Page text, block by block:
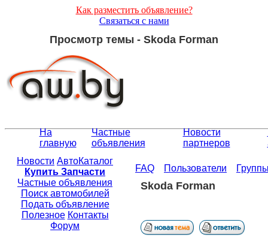
Как разместить объявление?
Связаться с нами
Просмотр темы - Skoda Forman
На
главную
Частные
объявления
Новости
партнеров
Новости АвтоКаталог
Купить Запчасти
Частные объявления
Поиск автомобилей
Подать объявление
Полезное Контакты
Форум
FAQ Пользователи
Skoda Forman